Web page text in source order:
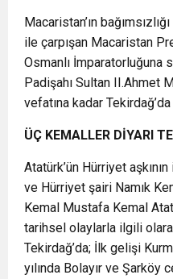
Macaristan’ın
ile çarpışan Macaristan
Osmanlı İmparatorluğuna
Padişahı Sultan II.Ahmet
vefatına kadar
ÜÇ KEMALLER DİYARI
Atatürk’ün Hürriyet aşkının
ve Hürriyet şairi Namık
Kemal Mustafa Kemal
tarihsel olaylarla ilgili
Tekirdağ’da; İlk gelişi
yılında Bolayır ve Şarköy